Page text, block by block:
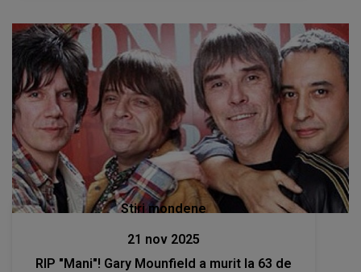
Stiri mondene
21 nov 2025
RIP "Mani"! Gary Mounfield a murit la 63 de